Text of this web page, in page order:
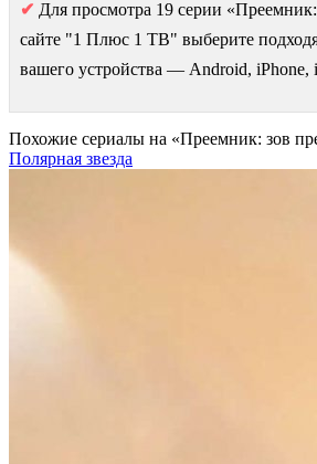
✔ Для просмотра 19 серии
сайте "1 Плюс 1 ТВ" выберите
вашего устройства — Android, iPhone,
Похожие сериалы на «Преемник: зов
Полярная звезда